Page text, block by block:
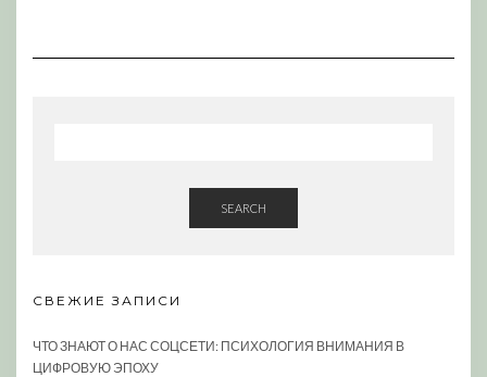
SEARCH
СВЕЖИЕ ЗАПИСИ
ЧТО ЗНАЮТ О НАС СОЦСЕТИ: ПСИХОЛОГИЯ ВНИМАНИЯ В
ЦИФРОВУЮ ЭПОХУ